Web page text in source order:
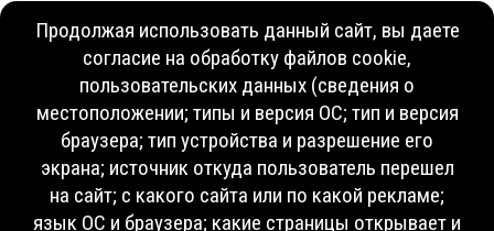
Продолжая использовать данный сайт, вы даете
согласие на обработку файлов cookie,
пользовательских данных (сведения о
местоположении; типы и версия ОС; тип и версия
браузера; тип устройства и разрешение его
экрана; источник откуда пользователь перешел
на сайт; с какого сайта или по какой рекламе;
язык ОС и браузера; какие страницы открывает и